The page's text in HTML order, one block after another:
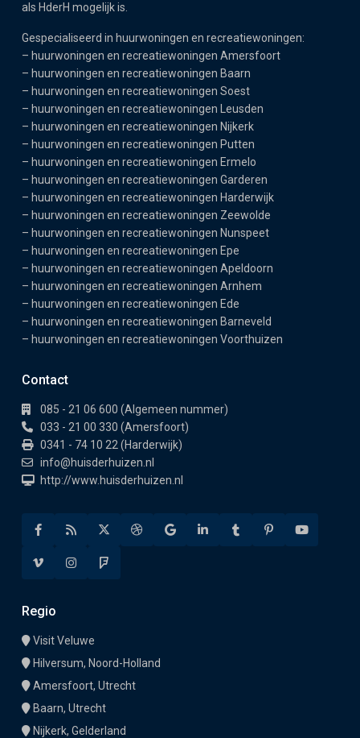
als HderH mogelijk is.
Gespecialiseerd in huurwoningen en recreatiewoningen:
– huurwoningen en recreatiewoningen Amersfoort
– huurwoningen en recreatiewoningen Baarn
– huurwoningen en recreatiewoningen Soest
– huurwoningen en recreatiewoningen Leusden
– huurwoningen en recreatiewoningen Nijkerk
– huurwoningen en recreatiewoningen Putten
– huurwoningen en recreatiewoningen Ermelo
– huurwoningen en recreatiewoningen Garderen
– huurwoningen en recreatiewoningen Harderwijk
– huurwoningen en recreatiewoningen Zeewolde
– huurwoningen en recreatiewoningen Nunspeet
– huurwoningen en recreatiewoningen Epe
– huurwoningen en recreatiewoningen Apeldoorn
– huurwoningen en recreatiewoningen Arnhem
– huurwoningen en recreatiewoningen Ede
– huurwoningen en recreatiewoningen Barneveld
– huurwoningen en recreatiewoningen Voorthuizen
Contact
085 - 21 06 600 (Algemeen nummer)
033 - 21 00 330 (Amersfoort)
0341 - 74 10 22 (Harderwijk)
info@huisderhuizen.nl
http://www.huisderhuizen.nl
Regio
Visit Veluwe
Hilversum, Noord-Holland
Amersfoort, Utrecht
Baarn, Utrecht
Nijkerk, Gelderland